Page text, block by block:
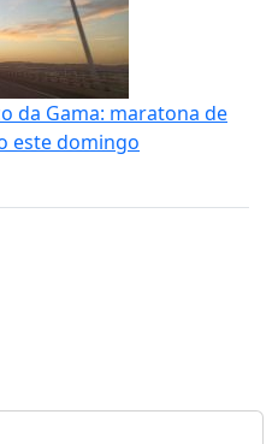
da Gama: maratona de
este domingo